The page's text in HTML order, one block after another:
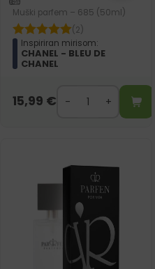
Muški parfem – 685 (50ml)
(2)
Inspiriran mirisom:
CHANEL - BLEU DE
CHANEL
15,99 €